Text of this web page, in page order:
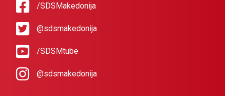
/SDSMakedonija
@sdsmakedonija
/SDSMtube
@sdsmakedonija